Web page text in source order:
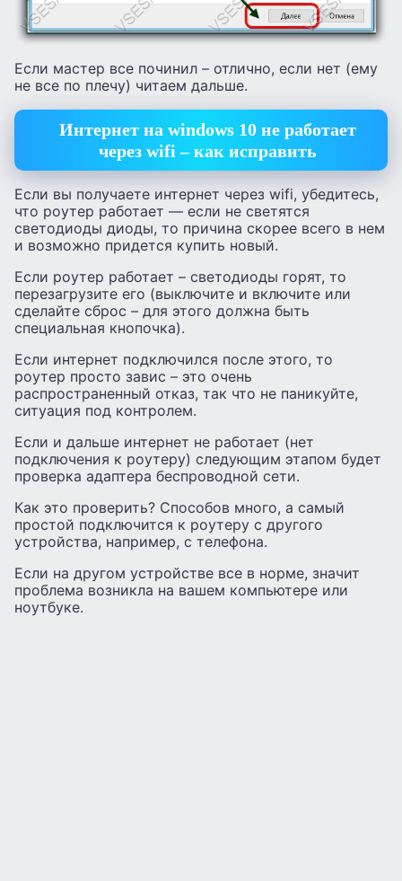
Если мастер все починил – отлично, если нет (ему
не все по плечу) читаем дальше.
Интернет на windows 10 не работает
через wifi – как исправить
Если вы получаете интернет через wifi, убедитесь,
что роутер работает — если не светятся
светодиоды диоды, то причина скорее всего в нем
и возможно придется купить новый.
Если роутер работает – светодиоды горят, то
перезагрузите его (выключите и включите или
сделайте сброс – для этого должна быть
специальная кнопочка).
Если интернет подключился после этого, то
роутер просто завис – это очень
распространенный отказ, так что не паникуйте,
ситуация под контролем.
Если и дальше интернет не работает (нет
подключения к роутеру) следующим этапом будет
проверка адаптера беспроводной сети.
Как это проверить? Способов много, а самый
простой подключится к роутеру с другого
устройства, например, с телефона.
Если на другом устройстве все в норме, значит
проблема возникла на вашем компьютере или
ноутбуке.